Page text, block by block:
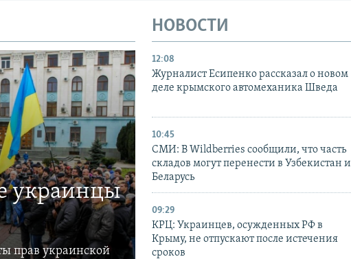
украинцы
прав украинской
НОВОСТИ
12:08
Журналист Есипенко рассказал о новом
деле крымского автомеханика Шведа
10:45
СМИ: В Wildberries сообщили, что часть
складов могут перенести в Узбекистан и
Беларусь
09:29
КРЦ: Украинцев, осужденных РФ в
Крыму, не отпускают после истечения
сроков